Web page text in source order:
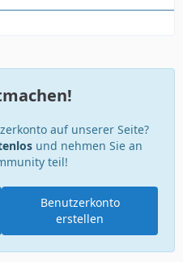
auf unserer Seite?
und nehmen Sie an
teil!
Benutzerkonto
erstellen